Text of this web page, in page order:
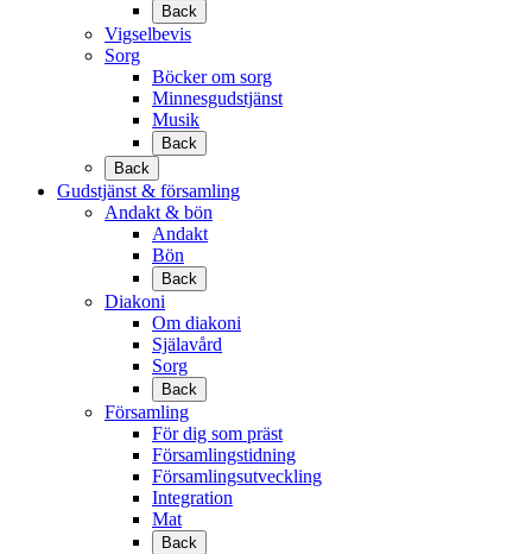
Back
Vigselbevis
Sorg
Böcker om sorg
Minnesgudstjänst
Musik
Back
Back
Gudstjänst & församling
Andakt & bön
Andakt
Bön
Back
Diakoni
Om diakoni
Själavård
Sorg
Back
Församling
För dig som präst
Församlingstidning
Församlingsutveckling
Integration
Mat
Back